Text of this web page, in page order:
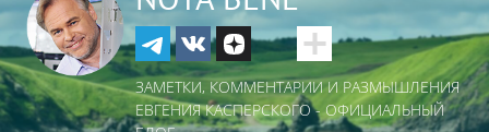
ЗАМЕТКИ, КОММЕНТАРИИ И РАЗМЫШЛЕНИЯ
ЕВГЕНИЯ КАСПЕРСКОГО - ОФИЦИАЛЬНЫЙ